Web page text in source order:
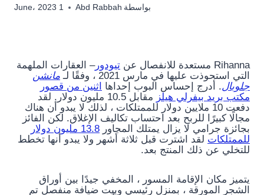
بواسطة Abd Rabbah 1 June، 2023
Rihanna مستعدة للانفصال عن تيودور– العقارات الملهمة
التي استحوذت عليها في مارس 2021 ، وفقًا لـ
مانشن
جلوبال. أدرج إحساس البوب ​​إحداها اثنين من قصور
مكتب بريد بيفرلي هيلز
مقابل 10.5 مليون دولار. لقد
دفعت 10 ملايين دولار للممتلكات ، لذلك لا يبدو أن هناك
مجالًا كبيرًا للربح بعد احتساب تكاليف الإغلاق. لكن الفائز
بجائزة جرامي لا يزال يمتلك المجاور
13.8 مليون دولار
للممتلكات لقد اشترت قبل ثلاثة أشهر ولا يبدو أنها تخطط
للتخلي عن ذلك المنتج بعد.
يتميز مكان الإقامة المسور ، المخفي جيدًا بين أوراق
الشجر المورقة ، بمنزل رئيسي وبيت ضيافة منفصل تم